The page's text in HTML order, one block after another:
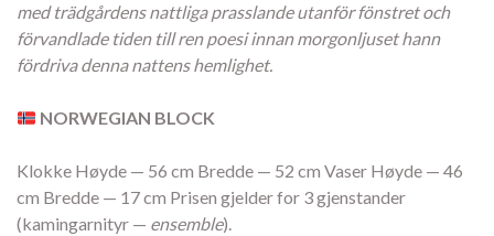
med trädgårdens nattliga prasslande utanför fönstret och
förvandlade tiden till ren poesi innan morgonljuset hann
fördriva denna nattens hemlighet.
NORWEGIAN BLOCK
Klokke Høyde — 56 cm Bredde — 52 cm Vaser Høyde — 46
cm Bredde — 17 cm Prisen gjelder for 3 gjenstander
(kamingarnityr — ensemble).